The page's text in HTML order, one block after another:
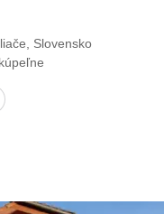
Slovensko